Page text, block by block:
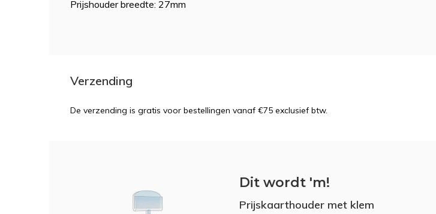
Prijshouder breedte: 27mm
Verzending
De verzending is gratis voor bestellingen vanaf €75 exclusief btw.
Dit wordt 'm!
Prijskaarthouder met klem